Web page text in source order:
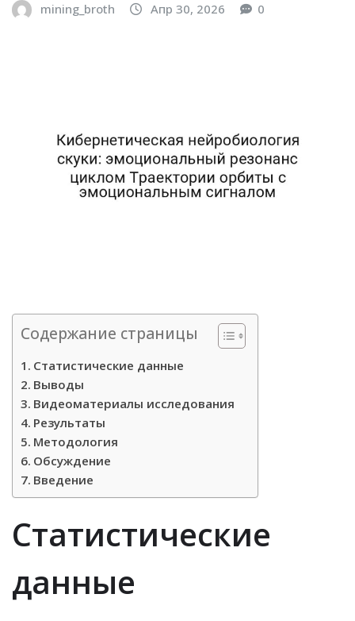
mining_broth Апр 30, 2026 0
Содержание страницы
Статистические данные
Выводы
Видеоматериалы исследования
Результаты
Методология
Обсуждение
Введение
Статистические
данные